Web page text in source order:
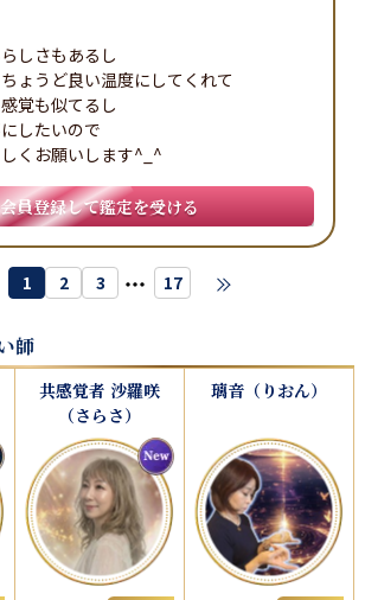
しさもあるし
ょうど良い温度にしてくれて
覚も似てるし
したいので
くお願いします^_^
会員登録して鑑定を受ける
1 2 3 ・・・ 17
師
共感覚者 沙羅咲
（さらさ）
璃音（りおん）